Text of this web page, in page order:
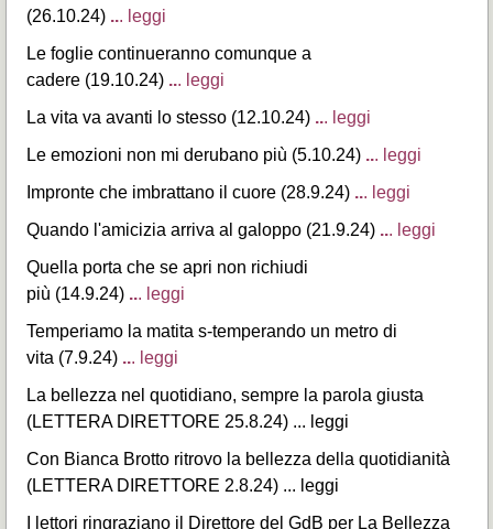
(26.10.24) ... leggi
Le foglie continueranno comunque a
cadere (19.10.24) ... leggi
La vita va avanti lo stesso (12.10.24) ... leggi
Le emozioni non mi derubano più (5.10.24) ... leggi
Impronte che imbrattano il cuore (28.9.24) ... leggi
Quando l'amicizia arriva al galoppo (21.9.24) ... leggi
Quella porta che se apri non richiudi
più (14.9.24) ... leggi
Temperiamo la matita s-temperando un metro di
vita (7.9.24) ... leggi
La bellezza nel quotidiano, sempre la parola giusta
(LETTERA DIRETTORE 25.8.24) ... leggi
Con Bianca Brotto ritrovo la bellezza della quotidianità
(LETTERA DIRETTORE 2.8.24) ... leggi
I lettori ringraziano il Direttore del GdB per La Bellezza